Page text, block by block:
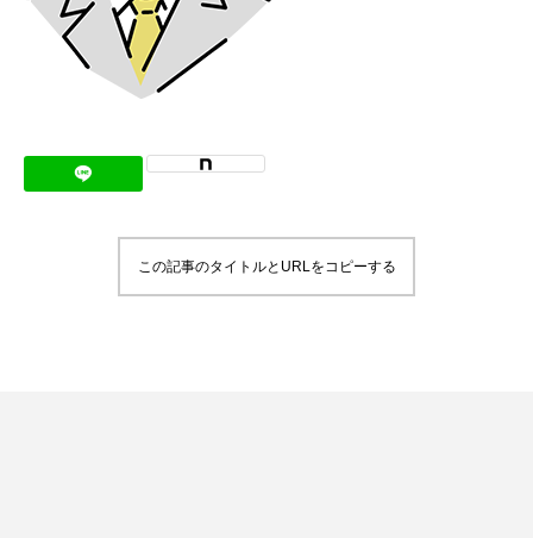
わたしたちの仕事
インタビュー
この記事のタイトルとURLをコピーする